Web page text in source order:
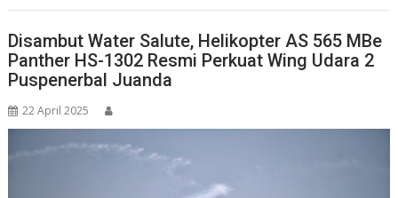
Disambut Water Salute, Helikopter AS 565 MBe
Panther HS-1302 Resmi Perkuat Wing Udara 2
Puspenerbal Juanda
22 April 2025